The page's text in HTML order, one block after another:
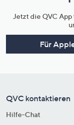
Jetzt die QVC App
Für
QVC kontaktieren
Hilfe-Chat